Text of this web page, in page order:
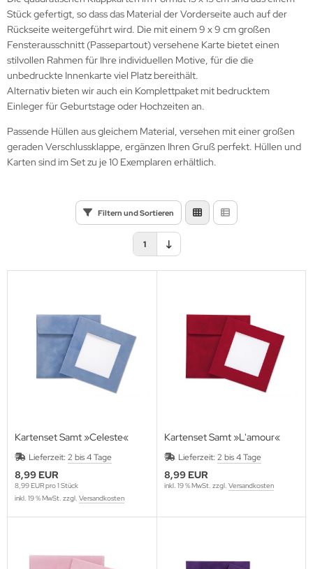
Stück gefertigt, so dass das Material der Vorderseite auch auf der
Rückseite weitergeführt wird. Die mit einem 9 x 9 cm großen
Fensterausschnitt (Passepartout) versehene Karte bietet einen
stilvollen Rahmen für Ihre individuellen Motive, für die die
unbedruckte Innenkarte viel Platz bereithält.
Alternativ bieten wir auch ein Komplettpaket mit bedrucktem
Einleger für Geburtstage oder Hochzeiten an.
Passende Hüllen aus gleichem Material, versehen mit einer großen
geraden Verschlussklappe, ergänzen Ihren Gruß perfekt. Hüllen und
Karten sind im Set zu je 10 Exemplaren erhältlich.
Filtern und Sortieren
1
Kartenset Samt »Celeste«
Lieferzeit: 2 bis 4 Tage
8,99 EUR
8,99 EUR pro 1 Stück
inkl. 19 % MwSt. zzgl. Versandkosten
Kartenset Samt »L'amour«
Lieferzeit: 2 bis 4 Tage
8,99 EUR
inkl. 19 % MwSt. zzgl. Versandkosten
C4 - 229 x 324 mm
C5 - 162 x 229 mm
C6 - 114 x 162 mm
C6/5 - 114 x 229 mm
C7 - 81 x 114 mm
lang - 110 x 220 mm
Formate